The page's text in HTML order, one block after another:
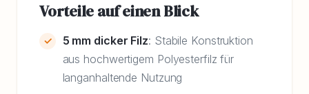
Vorteile auf einen Blick
5 mm dicker Filz: Stabile Konstruktion
aus hochwertigem Polyesterfilz für
langanhaltende Nutzung